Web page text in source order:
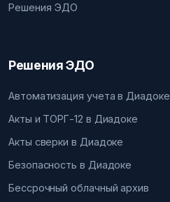
Решения ЭДО
Решения ЭДО
Автоматизация учета в Диадоке
Акты и ТОРГ-12 в Диадоке
Акты сверки в Диадоке
Безопасность в Диадоке
Бессрочный облачный архив